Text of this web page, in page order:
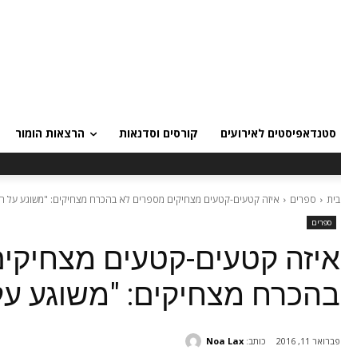
סטנדאפיסטים לאירועים קורסים וסדנאות הרצאות הומור
בית ספרים איזה קטעים-קטעים מצחיקים מספרים לא בהכרח מצחיקים: "משוגע על
ספרים
איזה קטעים-קטעים
בהכרח מצחיקים: "משוגע
פברואר 11, 2016 כותב: Noa Lax